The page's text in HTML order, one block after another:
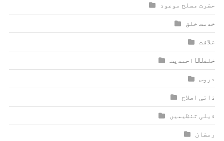
حضرت مصلح موعود
خدمت خلق
خلافت
خلفاؑ احمدیت
دروس
ذاتی اصلاح
ذیلی تنظیمیں
رمضان